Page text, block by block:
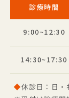
診療時間
9:00~12:30
14:30~17:30
◆休診日：日・